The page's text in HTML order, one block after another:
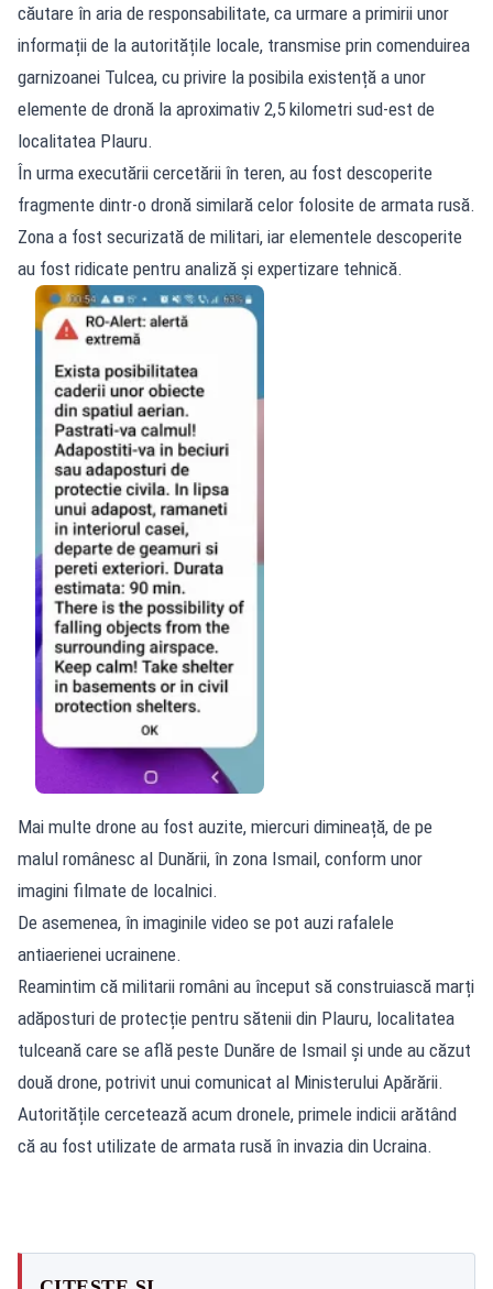
căutare în aria de responsabilitate, ca urmare a primirii unor
informații de la autoritățile locale, transmise prin comenduirea
garnizoanei Tulcea, cu privire la posibila existență a unor
elemente de dronă la aproximativ 2,5 kilometri sud-est de
localitatea Plauru.
În urma executării cercetării în teren, au fost descoperite
fragmente dintr-o dronă similară celor folosite de armata rusă.
Zona a fost securizată de militari, iar elementele descoperite
au fost ridicate pentru analiză și expertizare tehnică.
Mai multe drone au fost auzite, miercuri dimineață, de pe
malul românesc al Dunării, în zona Ismail, conform unor
imagini filmate de localnici.
De asemenea, în imaginile video se pot auzi rafalele
antiaerienei ucrainene.
Reamintim că militarii români au început să construiască marți
adăposturi de protecție pentru sătenii din Plauru, localitatea
tulceană care se află peste Dunăre de Ismail și unde au căzut
două drone, potrivit unui comunicat al Ministerului Apărării.
Autoritățile cercetează acum dronele, primele indicii arătând
că au fost utilizate de armata rusă în invazia din Ucraina.